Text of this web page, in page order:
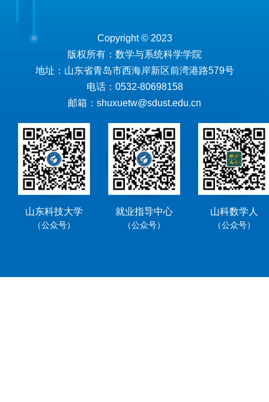
Copyright © 2023
版权所有：数学与系统科学学院
地址：山东省青岛市西海岸新区前湾港路579号
电话：0532-80698158
邮箱：shuxuetw@sdust.edu.cn
山东科技大学
（公众号）
就业指导中心
（公众号）
山科数学人
（公众号）